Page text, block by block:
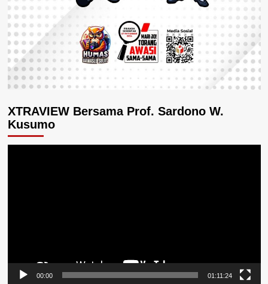
XTRAVIEW Bersama Prof. Sardono W.
Kusumo
00:00 01:11:24